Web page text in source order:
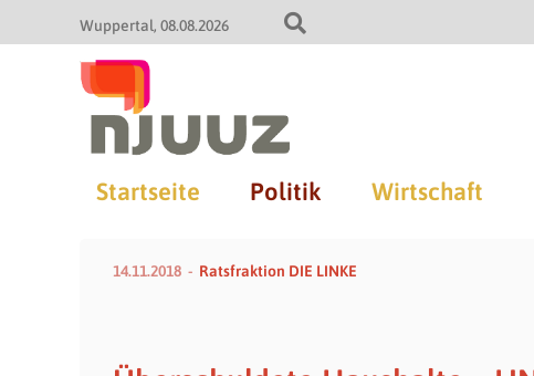
Wuppertal 08.08.2026
Startseite Politik Wirtschaft
14.11.2018 Ratsfraktion DIE LINKE